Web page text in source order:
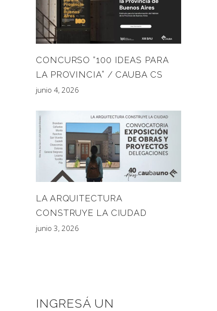
CONCURSO “100 IDEAS PARA
LA PROVINCIA” / CAUBA CS
junio 4, 2026
LA ARQUITECTURA
CONSTRUYE LA CIUDAD
junio 3, 2026
INGRESÁ UN